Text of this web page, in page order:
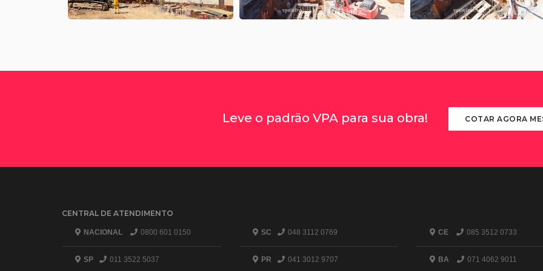
Leve o padrão VPA para sua obra! COTAR AGORA
CENTRAL DE ATENDIMENTO
NACIONAL 0800 601 0150
SP 011 3522 5037
SC 048 3112 0769
PR 041 3012 9707
CE 085 3512 0733
BA 071 4062 9011